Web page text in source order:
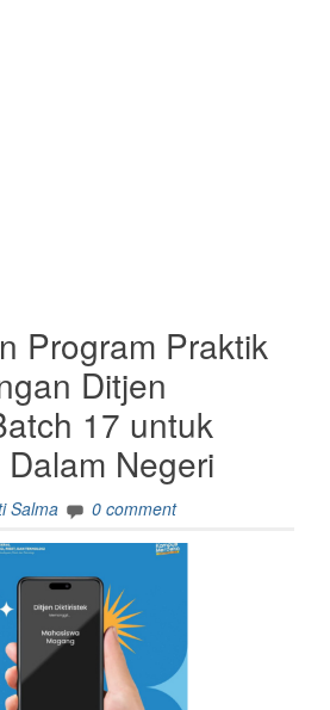
Program Praktik
Ditjen
17 untuk
Negeri
Salma 0 comment